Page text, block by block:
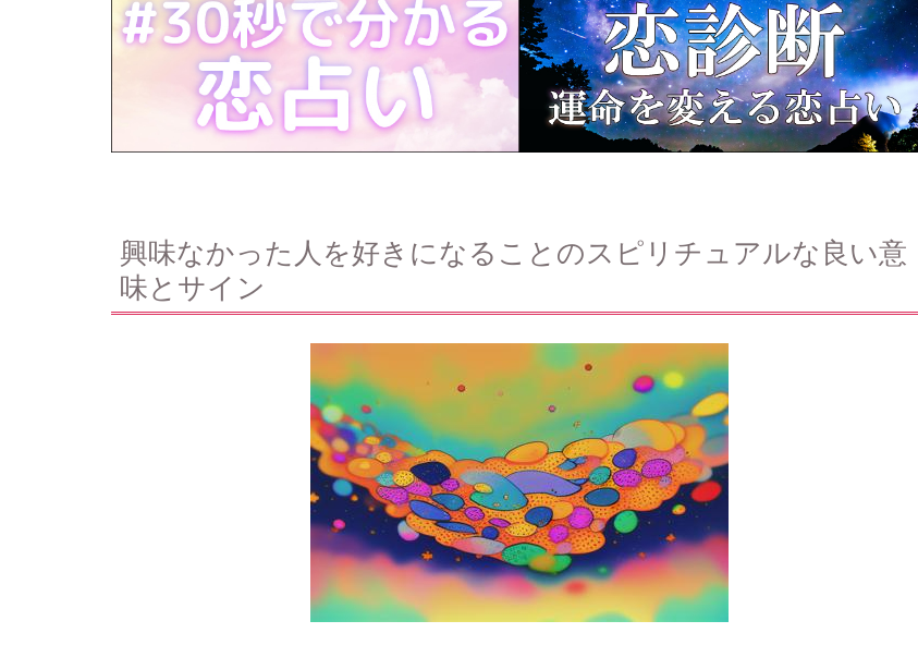
興味なかった人を好きになることのスピリチュアルな良い意
味とサイン